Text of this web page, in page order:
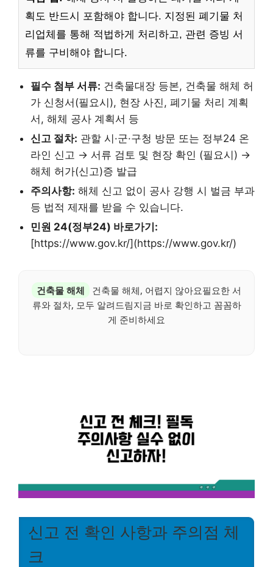
획도 반드시 포함해야 합니다. 지정된 폐기물 처
리업체를 통해 적법하게 처리하고, 관련 증빙 서
류를 구비해야 합니다.
필수 첨부 서류: 건축물대장 등본, 건축물 해체 허
가 신청서(필요시), 현장 사진, 폐기물 처리 계획
서, 해체 공사 계획서 등
신고 절차: 관할 시·군·구청 방문 또는 정부24 온
라인 신고 → 서류 검토 및 현장 확인 (필요시) →
해체 허가(신고)증 발급
주의사항: 해체 신고 없이 공사 강행 시 벌금 부과
등 법적 제재를 받을 수 있습니다.
민원 24(정부24) 바로가기:
[https://www.gov.kr/](https://www.gov.kr/)
건축물 해체
건축물 해체, 어렵지 않아요필요한 서
류와 절차, 모두 알려드림지금 바로 확인하고 꼼꼼하
게 준비하세요
신고 전 확인 사항과 주의점 체
크